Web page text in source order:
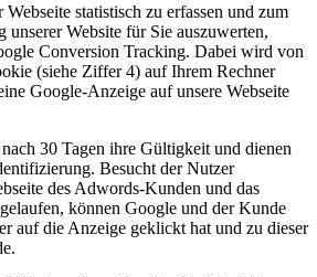
statistisch zu erfassen und zum
Website für Sie auszuwerten,
Conversion Tracking. Dabei wird von
(siehe Ziffer 4) auf Ihrem Rechner
Google-Anzeige auf unsere Webseite
30 Tagen ihre Gültigkeit und dienen
Besucht der Nutzer
des Adwords-Kunden und das
können Google und der Kunde
auf die Anzeige geklickt hat und zu dieser